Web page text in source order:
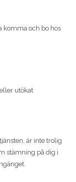
komma och bo hos
utökat
är inte trolig
stämning på dig i